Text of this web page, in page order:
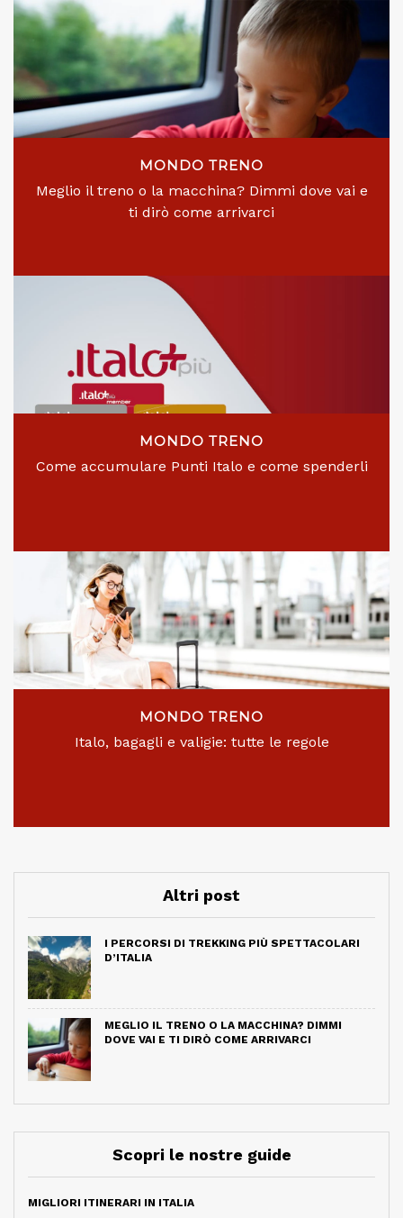
MONDO TRENO
Meglio il treno o la macchina? Dimmi dove vai e
ti dirò come arrivarci
MONDO TRENO
Come accumulare Punti Italo e come spenderli
MONDO TRENO
Italo, bagagli e valigie: tutte le regole
Altri post
I PERCORSI DI TREKKING PIÙ SPETTACOLARI
D’ITALIA
MEGLIO IL TRENO O LA MACCHINA? DIMMI
DOVE VAI E TI DIRÒ COME ARRIVARCI
Scopri le nostre guide
MIGLIORI ITINERARI IN ITALIA